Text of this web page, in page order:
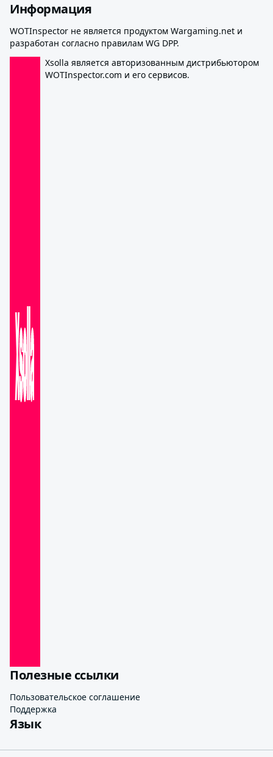
Информация
WOTInspector не является продуктом Wargaming.net и
разработан согласно правилам WG DPP.
Xsolla является авторизованным дистрибьютором
WOTInspector.com и его сервисов.
Полезные ссылки
Пользовательское соглашение
Поддержка
Язык